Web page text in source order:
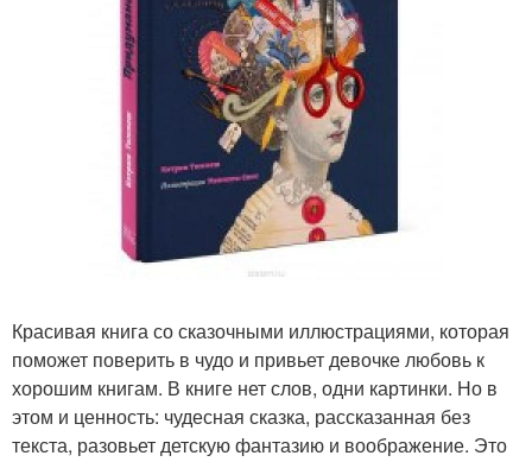
Красивая книга со сказочными иллюстрациями, которая
поможет поверить в чудо и привьет девочке любовь к
хорошим книгам. В книге нет слов, одни картинки. Но в
этом и ценность: чудесная сказка, рассказанная без
текста, разовьет детскую фантазию и воображение. Это